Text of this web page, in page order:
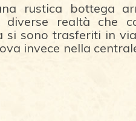
rustica bottega
realtà che
sono trasferiti in
invece nella